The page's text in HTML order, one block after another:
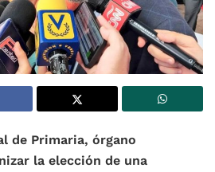
de Primaria, órgano
la elección de una